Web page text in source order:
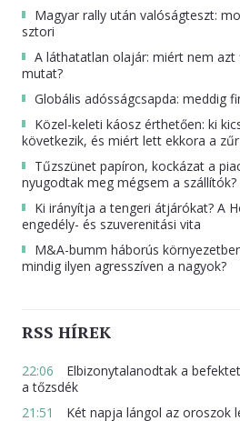
Magyar rally után valóságteszt:
sztori
A láthatatlan olajár: miért nem
mutat?
Globális adósságcsapda: meddig
Közel-keleti káosz érthetően: ki
következik, és miért lett ekkora a
Tűzszünet papíron, kockázat a
nyugodtak meg mégsem a szállítók?
Ki irányítja a tengeri átjárókat? A
engedély- és szuverenitási vita
M&A-bumm háborús
mindig ilyen agresszíven a nagyok?
RSS HÍREK
22:06
Elbizonytalanodtak a
a tőzsdék
21:51
Két napja lángol az oroszok